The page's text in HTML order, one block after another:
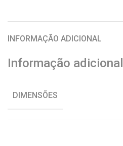
INFORMAÇÃO ADICIONAL
Informação adicional
DIMENSÕES